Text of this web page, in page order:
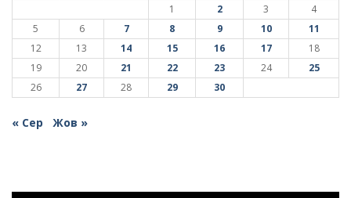
1
2 3
4
5
6 7 8 9 10
11
12
13 14 15 16 17
18
19
20 21 22 23 24
25
26
27 28 29 30
« Сер Жов »